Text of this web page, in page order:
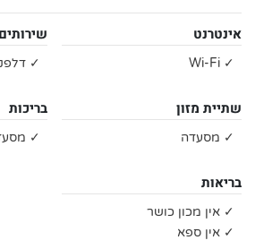
אינטרנט
✓ Wi-Fi
שירותים
✓
שתיית מזון
✓ מסעדה
בריכות
✓
בריאות
✓ אין מכון כושר
✓ אין ספא